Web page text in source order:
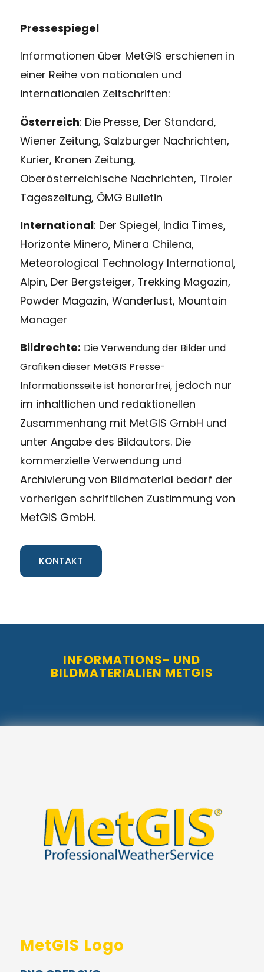
Pressespiegel
Informationen über MetGIS erschienen in
einer Reihe von nationalen und
internationalen Zeitschriften:
Österreich: Die Presse, Der Standard,
Wiener Zeitung, Salzburger Nachrichten,
Kurier, Kronen Zeitung,
Oberösterreichische Nachrichten, Tiroler
Tageszeitung, ÖMG Bulletin
International: Der Spiegel, India Times,
Horizonte Minero, Minera Chilena,
Meteorological Technology International,
Alpin, Der Bergsteiger, Trekking Magazin,
Powder Magazin, Wanderlust, Mountain
Manager
Bildrechte: Die Verwendung der Bilder und
Grafiken dieser MetGIS Presse-
Informationsseite ist honorarfrei, jedoch nur
im inhaltlichen und redaktionellen
Zusammenhang mit MetGIS GmbH und
unter Angabe des Bildautors. Die
kommerzielle Verwendung und
Archivierung von Bildmaterial bedarf der
vorherigen schriftlichen Zustimmung von
MetGIS GmbH.
KONTAKT
INFORMATIONS- UND
BILDMATERIALIEN METGIS
MetGIS Logo